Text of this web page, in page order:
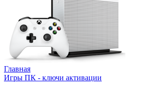
Главная
Игры ПК - ключи активации